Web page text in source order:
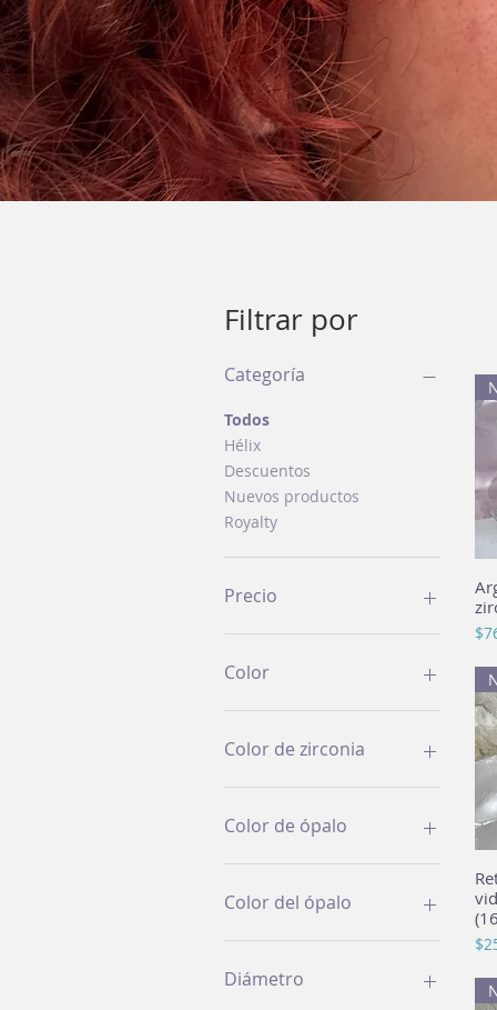
Filtrar por
Categoría
Todos
Hélix
Descuentos
Nuevos productos
Royalty
Precio
120 MXN
Color
Color de zirconia
Color de ópalo
Color del ópalo
Diámetro